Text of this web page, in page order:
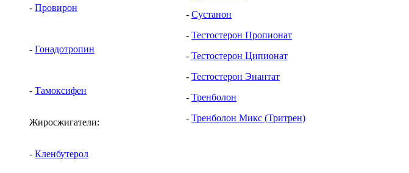
- Провирон
- Гонадотропин
- Тамоксифен
Жиросжигатели:
- Кленбутерол
- Сустанон
- Тестостерон Пропионат
- Тестостерон Ципионат
- Тестостерон Энантат
- Тренболон
- Тренболон Микс (Тритрен)